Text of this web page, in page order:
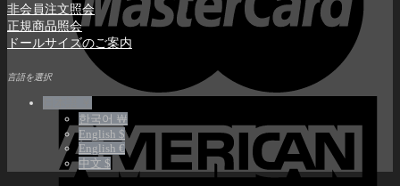
非会員注文照会
正規商品照会
ドールサイズのご案内
言語を選択
한국어 ￦
English $
English €
中文 $